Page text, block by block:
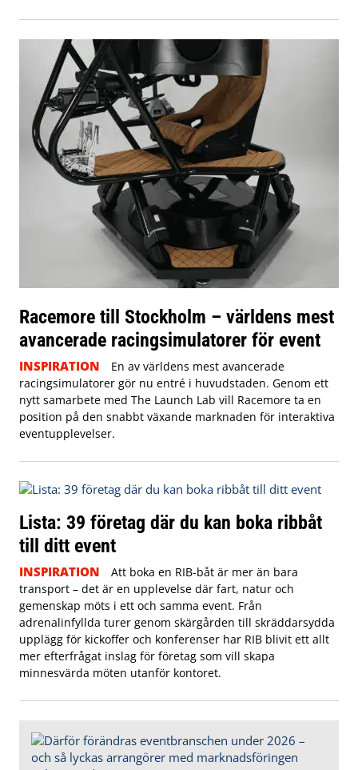
Racemore till Stockholm – världens mest
avancerade racingsimulatorer för event
INSPIRATION
En av världens mest avancerade
racingsimulatorer gör nu entré i huvudstaden. Genom ett
nytt samarbete med The Launch Lab vill Racemore ta en
position på den snabbt växande marknaden för interaktiva
eventupplevelser.
Lista: 39 företag där du kan boka ribbåt
till ditt event
INSPIRATION
Att boka en RIB-båt är mer än bara
transport – det är en upplevelse där fart, natur och
gemenskap möts i ett och samma event. Från
adrenalinfyllda turer genom skärgården till skräddarsydda
upplägg för kickoffer och konferenser har RIB blivit ett allt
mer efterfrågat inslag för företag som vill skapa
minnesvärda möten utanför kontoret.